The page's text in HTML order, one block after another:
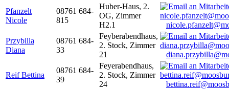
Pfanzelt
Nicole
08761 684-
815
Huber-Haus, 2.
OG, Zimmer
H2.1
Przybilla
Diana
08761 684-
33
Feyberabendhaus,
2. Stock, Zimmer
21
Reif Bettina
08761 684-
39
Feyerabendhaus,
2. Stock, Zimmer
24